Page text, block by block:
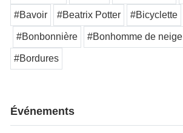
#Bavoir #Beatrix Potter #Bicyclette
#Bonbonnière #Bonhomme de neige
#Bordures
Événements